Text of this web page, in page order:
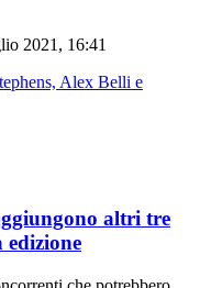
2021, 16:41
altri tre
edizione